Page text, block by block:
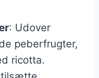
: Udover
peberfrugter,
ricotta.